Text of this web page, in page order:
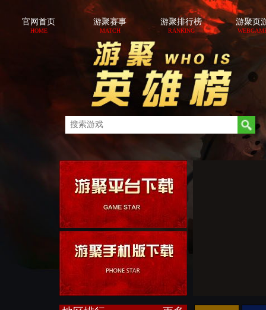
官网首页
HOME
游聚赛事
MATCH
游聚排行榜
RANKING
游聚页